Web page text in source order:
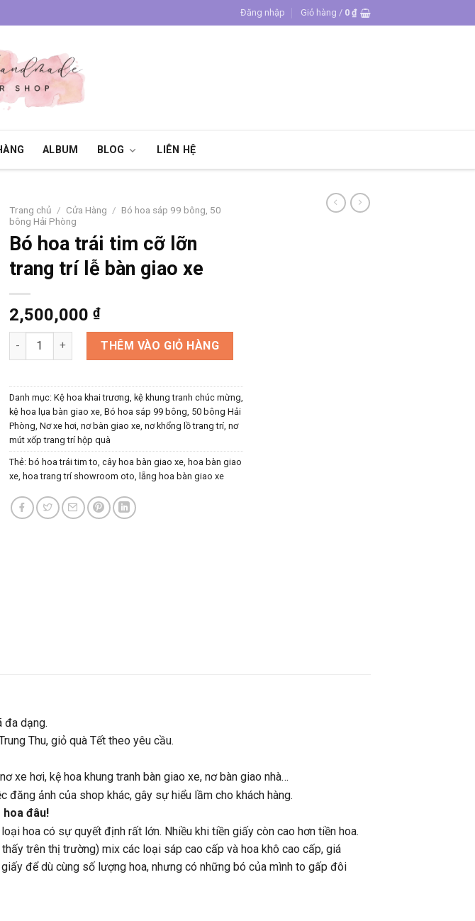
Đăng nhập Giỏ hàng / 0 ₫
ALBUM BLOG LIÊN HỆ
Trang chủ / Cửa Hàng / Bó hoa sáp 99 bông, 50
bông Hải Phòng
Bó hoa trái tim cỡ lỡn
trang trí lễ bàn giao xe
2,500,000 ₫
Bó hoa trái tim cỡ lỡn trang trí lễ bàn giao xe số lượng
THÊM VÀO GIỎ HÀNG
Danh mục: Kệ hoa khai trương, kệ khung tranh chúc mừng,
kệ hoa lụa bàn giao xe Bó hoa sáp 99 bông, 50 bông Hải
Phòng Nơ xe hơi, nơ bàn giao xe, nơ khổng lồ trang trí, nơ
mút xốp trang trí hộp quà
Thẻ: bó hoa trái tim to cây hoa bàn giao xe hoa bàn giao
xe hoa trang trí showroom oto lẵng hoa bàn giao xe
đa dạng.
Thu, giỏ quà Tết theo yêu cầu.
xe hơi, kệ hoa khung tranh bàn giao xe, nơ bàn giao nhà…
ảnh của shop khác, gây sự hiểu lầm cho khách hàng.
hoa đâu!
hoa có sự quyết định rất lớn. Nhiều khi tiền giấy còn cao hơn tiền hoa.
trên thị trường) mix các loại sáp cao cấp và hoa khô cao cấp, giá
để dù cùng số lượng hoa, nhưng có những bó của mình to gấp đôi